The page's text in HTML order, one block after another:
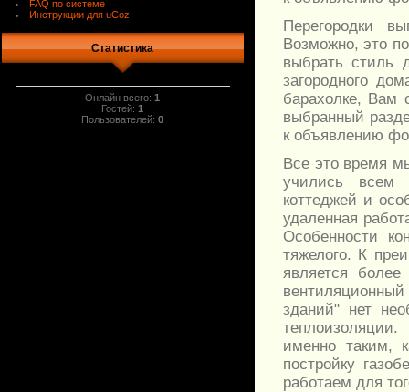
FAQ по системе
Инструкции для uCoz
Статистика
Онлайн всего:1
Гостей:1
Пользователей:0
Перегородки
Возможно, это
выбрать стиль
загородного
барахолке, Вам
выбранный
к объявлению
Все это время
учились всем
коттеджей и
удаленная
Особенности
тяжелого. К
является
зданий" нет
именно таким,
постройку
работаем для